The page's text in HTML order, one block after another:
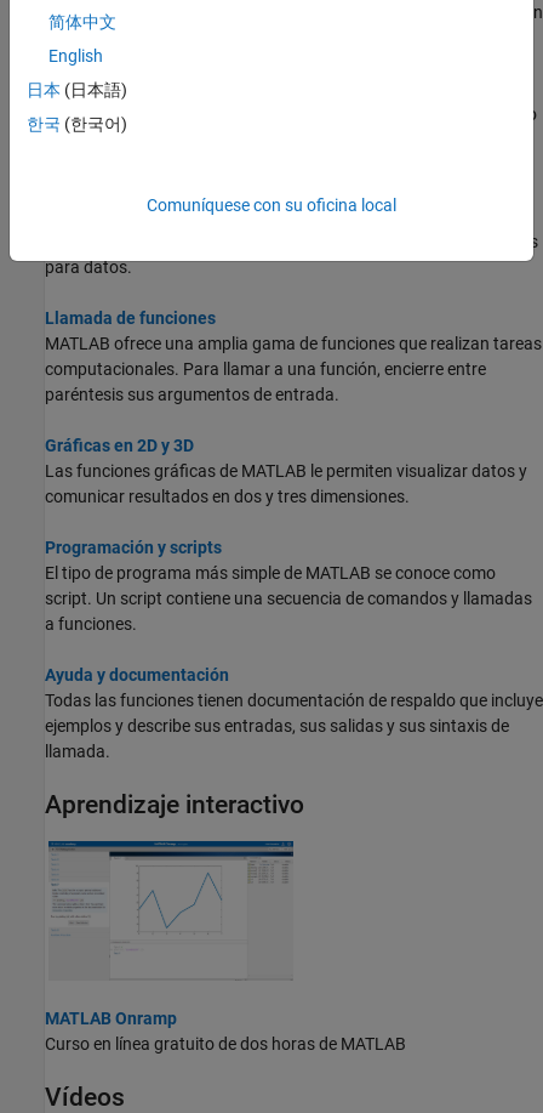
contener muchos números. Cuando desee acceder a una selección
Variables del área de trabajo
El área de trabajo contiene variables creadas dentro de MATLAB o
importadas a la plataforma a partir de archivos de datos u otros
Texto y caracteres
Cree arreglos de cadenas para texto, o cree arreglos de caracteres
para datos.
Llamada de funciones
MATLAB ofrece una amplia gama de funciones que realizan tareas
computacionales. Para llamar a una función, encierre entre
paréntesis sus argumentos de entrada.
Gráficas en 2D y 3D
Las funciones gráficas de MATLAB le permiten visualizar datos y
comunicar resultados en dos y tres dimensiones.
Programación y scripts
El tipo de programa más simple de MATLAB se conoce como
script. Un script contiene una secuencia de comandos y llamadas
a funciones.
Ayuda y documentación
Todas las funciones tienen documentación de respaldo que incluye
ejemplos y describe sus entradas, sus salidas y sus sintaxis de
llamada.
Aprendizaje interactivo
MATLAB Onramp
Curso en línea gratuito de dos horas de MATLAB
Vídeos
简体中文
English
日本 (日本語)
한국 (한국어)
Comuníquese con su oficina local